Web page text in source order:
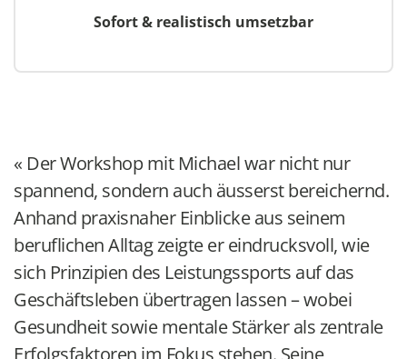
Sofort & realistisch umsetzbar
Der Workshop mit Michael war nicht nur
spannend, sondern auch äusserst bereichernd.
Anhand praxisnaher Einblicke aus seinem
beruflichen Alltag zeigte er eindrucksvoll, wie
sich Prinzipien des Leistungssports auf das
Geschäftsleben übertragen lassen – wobei
Gesundheit sowie mentale Stärker als zentrale
Erfolgsfaktoren im Fokus stehen. Seine